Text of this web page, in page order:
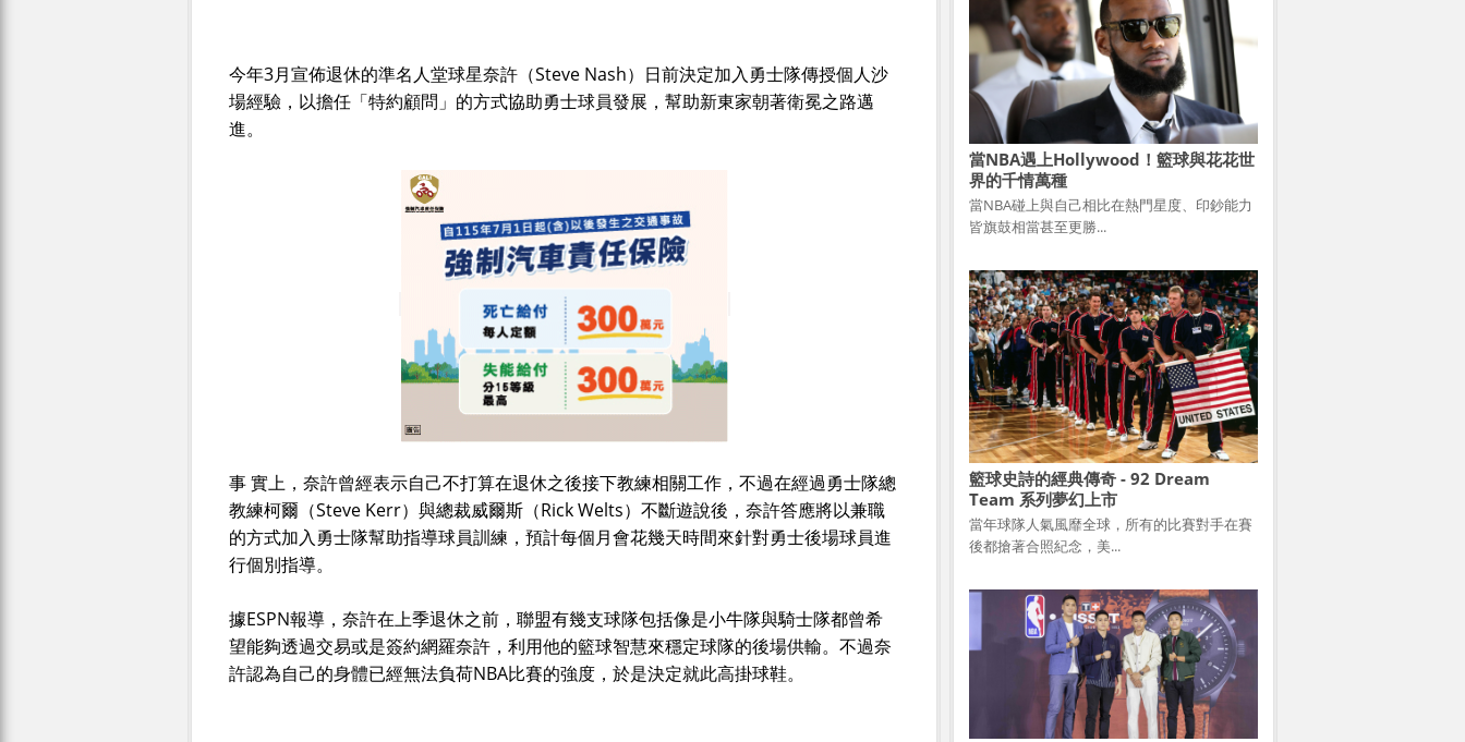
今年3月宣佈退休的準名人堂球星奈許（Steve Nash）日前決定加入勇士隊傳授個人沙
場經驗，以擔任「特約顧問」的方式協助勇士球員發展，幫助新東家朝著衛冕之路邁
進。
事 實上，奈許曾經表示自己不打算在退休之後接下教練相關工作，不過在經過勇士隊總
教練柯爾（Steve Kerr）與總裁威爾斯（Rick Welts）不斷遊說後，奈許答應將以兼職
的方式加入勇士隊幫助指導球員訓練，預計每個月會花幾天時間來針對勇士後場球員進
行個別指導。
據ESPN報導，奈許在上季退休之前，聯盟有幾支球隊包括像是小牛隊與騎士隊都曾希
望能夠透過交易或是簽約網羅奈許，利用他的籃球智慧來穩定球隊的後場供輸。不過奈
許認為自己的身體已經無法負荷NBA比賽的強度，於是決定就此高掛球鞋。
當NBA遇上Hollywood！籃球與花花世
界的千情萬種
當NBA碰上與自己相比在熱門星度、印鈔能力
皆旗鼓相當甚至更勝...
籃球史詩的經典傳奇 - 92 Dream
Team 系列夢幻上市
當年球隊人氣風靡全球，所有的比賽對手在賽
後都搶著合照紀念，美...